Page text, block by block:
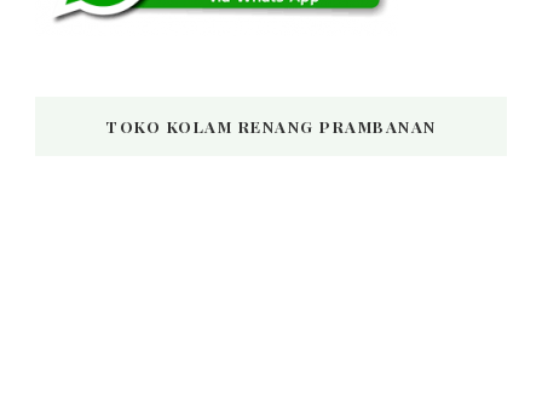
TOKO KOLAM RENANG PRAMBANAN